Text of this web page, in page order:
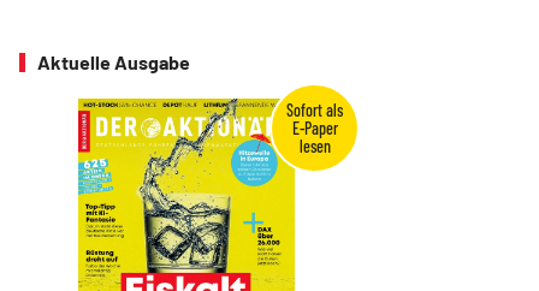
Aktuelle Ausgabe